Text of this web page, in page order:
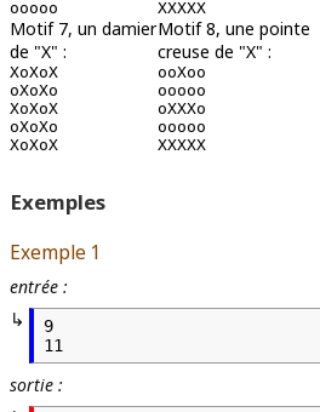
Motif 7, un damier
de "X" :
XoXoX
oXoXo
XoXoX
oXoXo
Motif 8, une pointe
creuse de "X" :
ooXoo
ooooo
oXXXo
ooooo
Exemples
Exemple 1
entrée :
9
11
sortie :